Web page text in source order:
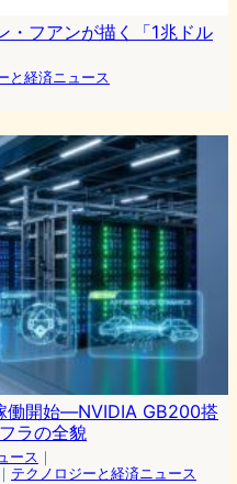
フアンが描く「1兆ドル
と経済ニュース
働開始—NVIDIA GB200搭
ラの全貌
ース ｜
｜ テクノロジーと経済ニュース